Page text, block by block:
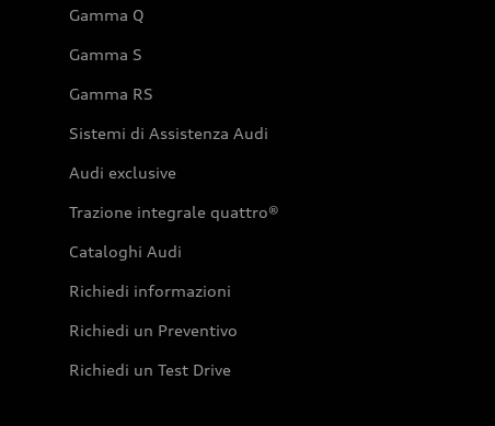
Gamma Q
Gamma S
Gamma RS
Sistemi di Assistenza Audi
Audi exclusive
Trazione integrale quattro®
Cataloghi Audi
Richiedi informazioni
Richiedi un Preventivo
Richiedi un Test Drive